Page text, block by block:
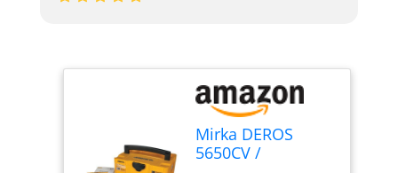
Mirka DEROS
5650CV /